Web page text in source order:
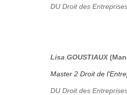
DU Droit des
Lisa GOUSTIAUX
Master 2 Droit de
DU Droit des